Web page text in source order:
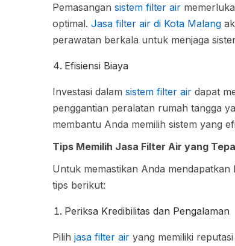
Pemasangan sistem filter air
optimal. Jasa filter air di Kota Malang
perawatan berkala untuk menjaga
Efisiensi Biaya
Investasi dalam sistem filter air dapat
penggantian peralatan rumah tangga
membantu Anda memilih sistem yang
Tips Memilih Jasa Filter Air yang
Untuk memastikan Anda mendapatkan
tips berikut:
Periksa Kredibilitas dan Pengalaman
Pilih jasa filter air yang memiliki